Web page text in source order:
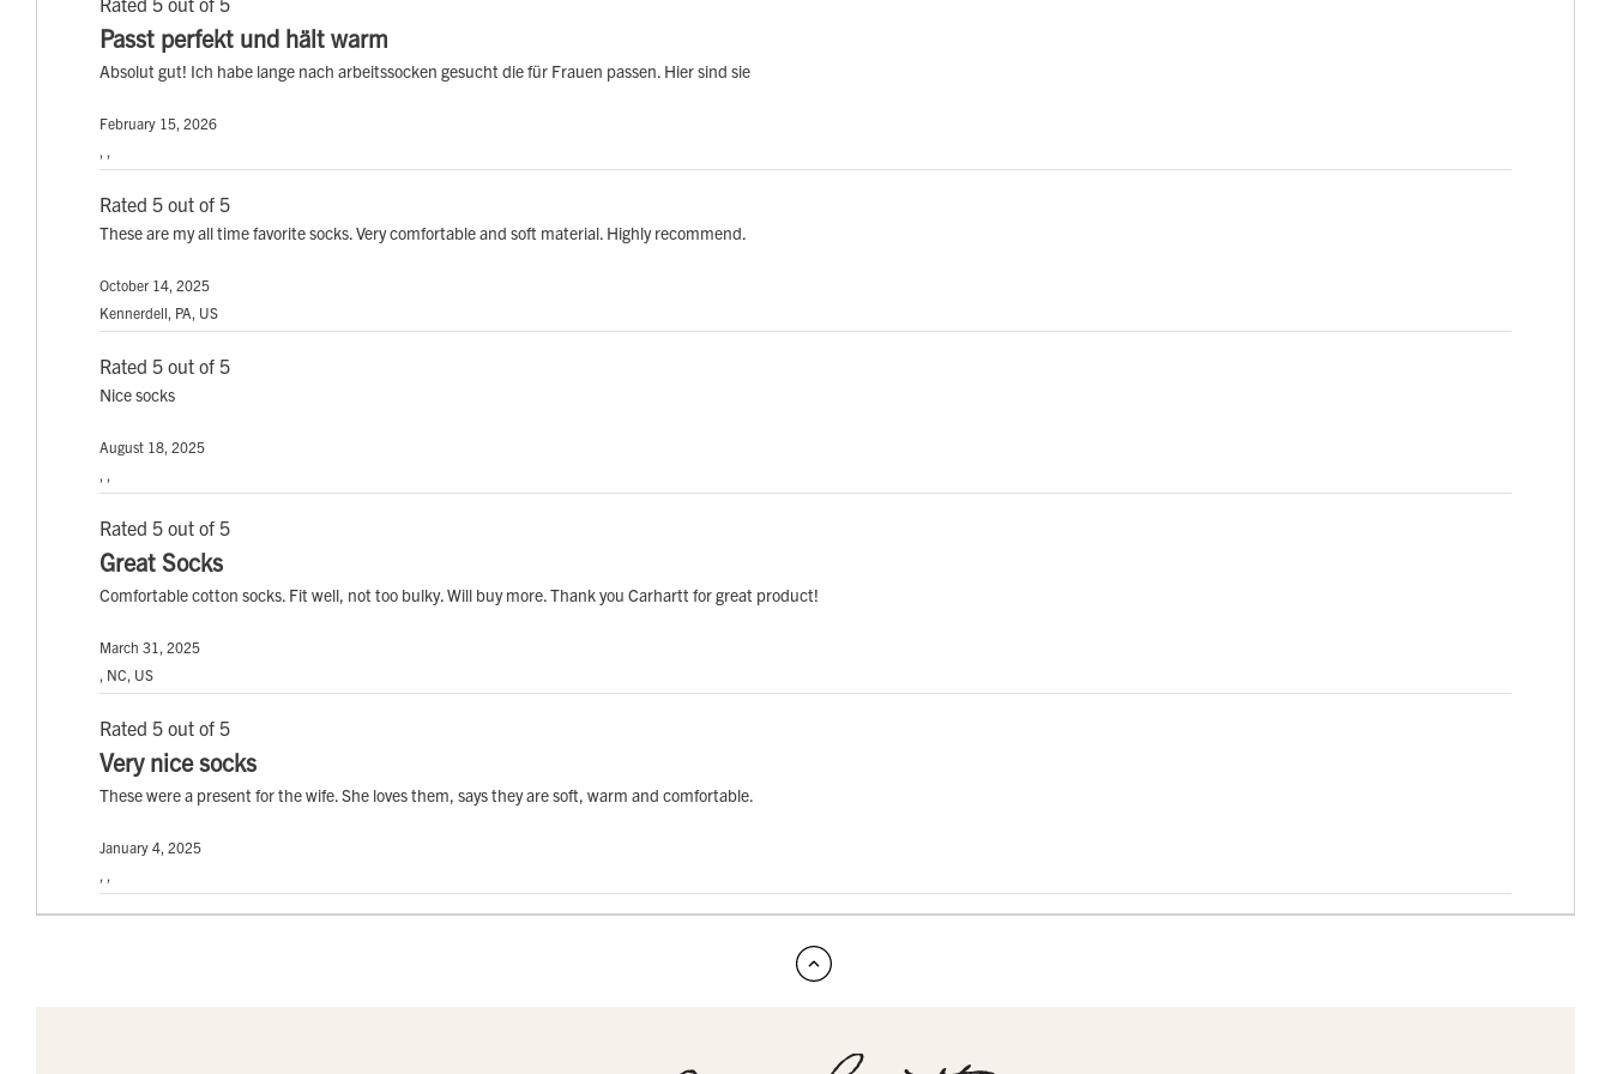
Passt perfekt und hält warm
Absolut gut! Ich habe lange nach arbeitssocken gesucht die für Frauen passen. Hier sind sie
February 15, 2026
, ,
Rated 5 out of 5
These are my all time favorite socks. Very comfortable and soft material. Highly recommend.
October 14, 2025
Kennerdell, PA, US
Rated 5 out of 5
Nice socks
August 18, 2025
, ,
Rated 5 out of 5
Great Socks
Comfortable cotton socks. Fit well, not too bulky. Will buy more. Thank you Carhartt for great product!
March 31, 2025
, NC, US
Rated 5 out of 5
Very nice socks
These were a present for the wife. She loves them, says they are soft, warm and comfortable.
January 4, 2025
, ,